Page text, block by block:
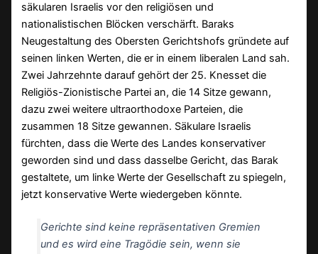
säkularen Israelis vor den religiösen und
nationalistischen Blöcken verschärft. Baraks
Neugestaltung des Obersten Gerichtshofs gründete auf
seinen linken Werten, die er in einem liberalen Land sah.
Zwei Jahrzehnte darauf gehört der 25. Knesset die
Religiös-Zionistische Partei an, die 14 Sitze gewann,
dazu zwei weitere ultraorthodoxe Parteien, die
zusammen 18 Sitze gewannen. Säkulare Israelis
fürchten, dass die Werte des Landes konservativer
geworden sind und dass dasselbe Gericht, das Barak
gestaltete, um linke Werte der Gesellschaft zu spiegeln,
jetzt konservative Werte wiedergeben könnte.
Gerichte sind keine repräsentativen Gremien
und es wird eine Tragödie sein, wenn sie